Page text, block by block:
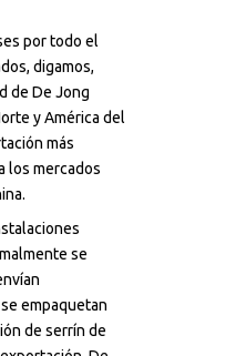
por todo el
digamos,
de De Jong
y América del
más
los mercados
se
empaquetan
de serrín de